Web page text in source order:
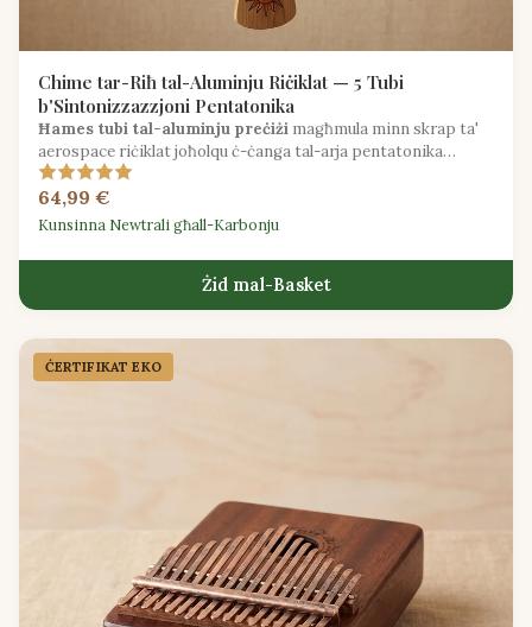
Chime tar-Riħ tal-Aluminju Riċiklat — 5 Tubi
b'Sintonizzazzjoni Pentatonika
Ħames tubi tal-aluminju preċiżi magħmula minn skrap ta'
aerospace riċiklat joħolqu ċ-ċanga tal-arja pentatonika
b'ħsejjes kristallini fil-beraħ.
64,99 €
Kunsinna Newtrali għall-Karbonju
Żid mal-Basket
ĊERTIFIKAT EKO